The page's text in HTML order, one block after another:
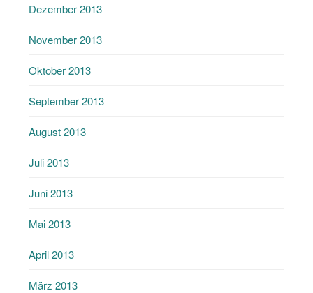
Dezember 2013
November 2013
Oktober 2013
September 2013
August 2013
Juli 2013
Juni 2013
Mai 2013
April 2013
März 2013